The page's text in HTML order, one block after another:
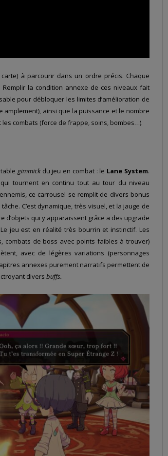
à parcourir dans un ordre précis. Chaque
la condition annexe de ces niveaux fait
pour débloquer les limites d’amélioration de
ainsi que la puissance et le nombre
les combats (force de frappe, soins, bombes…).
gimmickdu jeu en combat : le Lane System.
qui tournent en continu tout au tour du niveau
ce carrousel se remplit de divers bonus
C’est dynamique, très visuel, et la jauge de
d’objets qui y apparaissent grâce a des upgrade
jeu est en réalité très bourrin et instinctif. Les
combats de boss avec points faibles à trouver)
avec de légères variations (personnages
annexes purement narratifs permettent de
divers buffs.